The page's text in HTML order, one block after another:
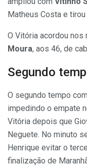
Matheus Costa e
O Vitória acordou
Moura, aos 46, de
Segundo
O segundo tempo
impedindo o empate
Vitória depois que
Neguete. No minuto
Henrique evitar o
finalização de